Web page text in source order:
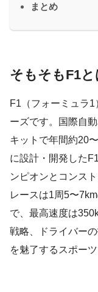
まとめ
そもそもF1と
F1（フォーミュラ
ーズです。国際自
キットで年間約20
に設計・開発した
ンピオンとコンス
レースは1周5〜
で、最高速度は
戦略、ドライバー
を魅了するスポーツ